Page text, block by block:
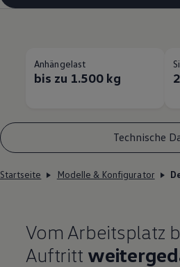
Anhängelast
bis zu 1.500 kg 2
Technische
Startseite Modelle & Konfigurator
Vom Arbeitsplatz
Auftritt